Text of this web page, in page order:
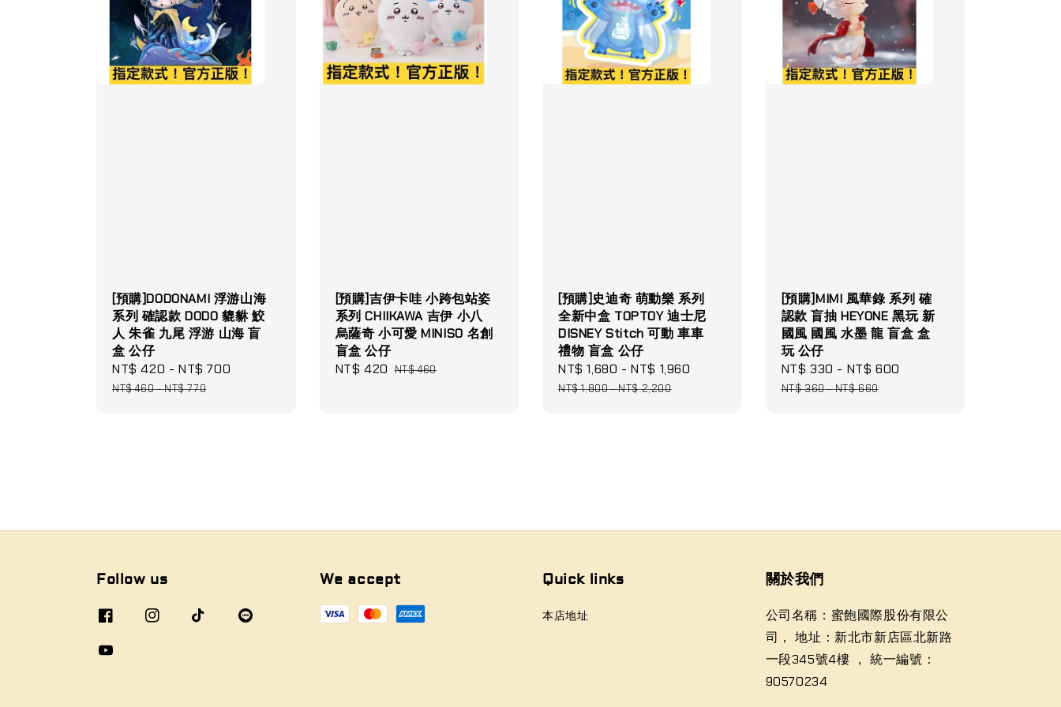
[預購]DODONAMI 浮游山海
系列 確認款 DODO 貔貅 鮫
人 朱雀 九尾 浮游 山海 盲
盒 公仔
Sale
price
NT$ 420 -NT$ 700
NT$ 460-NT$ 770
[預購]吉伊卡哇 小跨包站姿
系列 CHIIKAWA 吉伊 小八
烏薩奇 小可愛 MINISO 名創
盲盒 公仔
Sale
NT$ 420 Regular
NT$ 460
[預購]史迪奇 萌動樂 系列
全新中盒 TOPTOY 迪士尼
DISNEY Stitch 可動 車車
禮物 盲盒 公仔
Sale
price
NT$ 1,680 -NT$ 1,960
NT$ 1,800-NT$ 2,200
[預購]MIMI 風華錄 系列 確
認款 盲抽 HEYONE 黑玩 新
國風 國風 水墨 龍 盲盒 盒
玩 公仔
Sale
price
NT$ 330 - NT$ 600
NT$ 360-NT$ 660
Follow us We accept Quick links
本店地址
關於我們
公司名稱：蜜飽國際股份有限公
司， 地址：新北市新店區北新路
一段345號4樓 ， 統一編號：
90570234